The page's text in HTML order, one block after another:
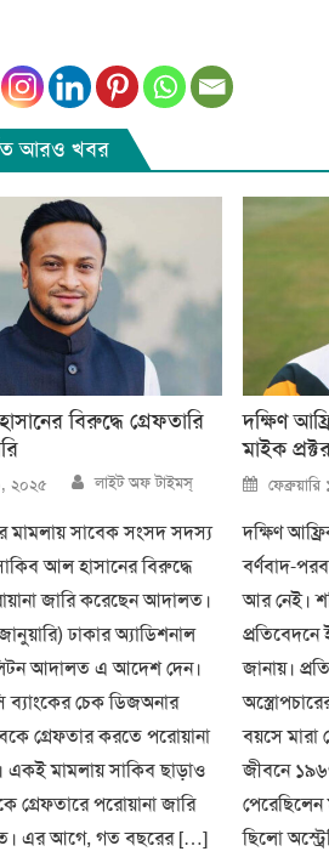
আরও খবর
বিরুদ্ধে গ্রেফতারি
২০২৫ Author
লাইট অফ টাইমস্
মামলায় সাবেক সংসদ সদস্য
আল হাসানের বিরুদ্ধে
জারি করেছেন আদালত।
ঢাকার অ্যাডিশনাল
আদালত এ আদেশ দেন।
চেক ডিজঅনার
গ্রেফতার করতে পরোয়ানা
একই মামলায় সাকিব ছাড়াও
পরোয়ানা জারি
এর আগে, গত বছরের […]
দক্ষিণ
মাইক
Posted
on
দক্ষিণ
বর্ণবাদ-
আর নেই।
জানায়।
বয়সে মারা
জীবনে
ছিলো